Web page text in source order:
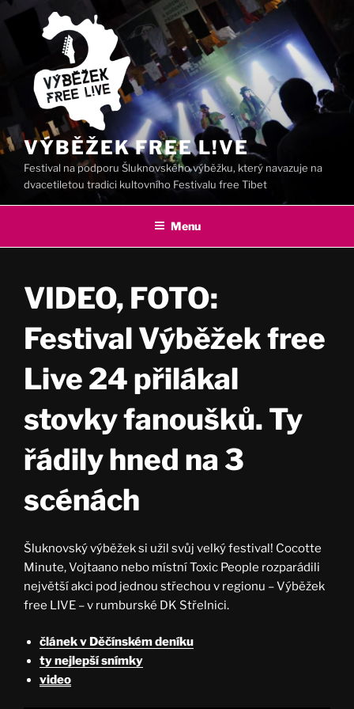
Přejít
VÝBĚŽEK FREE L!VE
Festival na podporu Šluknovského výběžku, který navazuje na
dvacetiletou tradici kultovního Festivalu free Tibet
Menu
VIDEO, FOTO:
Festival Výběžek free
Live 24 přilákal
stovky fanoušků. Ty
řádily hned na 3
scénách
Šluknovský výběžek si užil svůj velký festival! Cocotte
Minute, Vojtaano nebo místní Toxic People rozparádili
největší akci pod jednou střechou v regionu – Výběžek
free LIVE – v rumburské DK Střelnici.
článek v Děčínském deníku
ty nejlepší snímky
video